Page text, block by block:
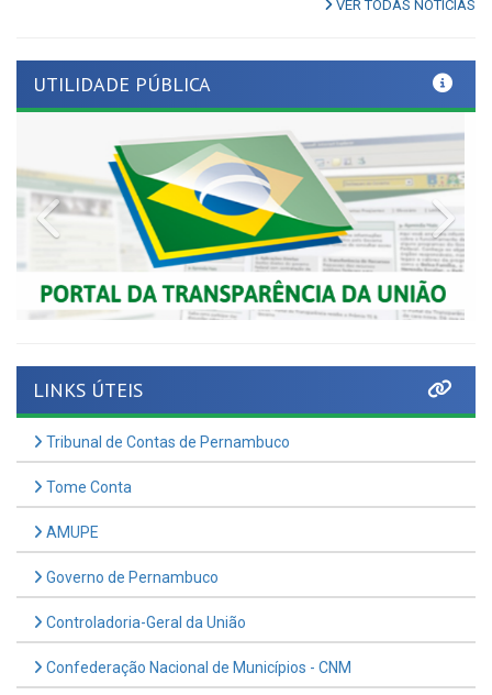
Previous
Tribunal de Contas de Pernambuco
Tome Conta
AMUPE
Governo de Pernambuco
Controladoria-Geral da União
Confederação Nacional de Municípios - CNM
QEdu